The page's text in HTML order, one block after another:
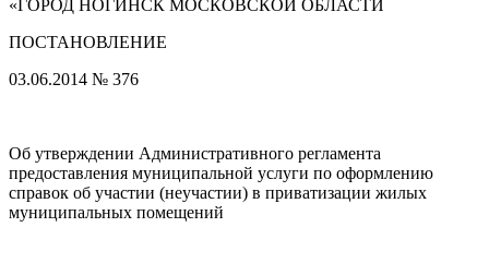
«ГОРОД НОГИНСК МОСКОВСКОЙ ОБЛАСТИ
ПОСТАНОВЛЕНИЕ
03.06.2014 № 376
Об утверждении Административного регламента
предоставления муниципальной услуги по оформлению
справок об участии (неучастии) в приватизации жилых
муниципальных помещений